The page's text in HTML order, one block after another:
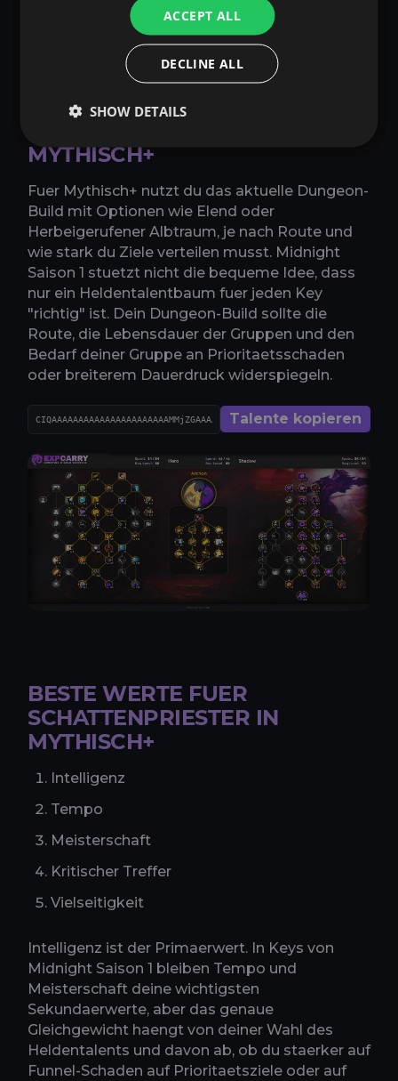
ab, ob du mehr Druck auf Prioritaetsziele, ein
anderes Tempoprofil oder ein bestimmtes
Routen-Setup willst.
BESTE TALENTE FUER
MYTHISCH+
Fuer Mythisch+ nutzt du das aktuelle Dungeon-
Build mit Optionen wie Elend oder
Herbeigerufener Albtraum, je nach Route und
wie stark du Ziele verteilen musst. Midnight
Saison 1 stuetzt nicht die bequeme Idee, dass
nur ein Heldentalentbaum fuer jeden Key
"richtig" ist. Dein Dungeon-Build sollte die
Route, die Lebensdauer der Gruppen und den
Bedarf deiner Gruppe an Prioritaetsschaden
oder breiterem Dauerdruck widerspiegeln.
Talente kopieren
BESTE WERTE FUER
SCHATTENPRIESTER IN
MYTHISCH+
Intelligenz
Tempo
Meisterschaft
Kritischer Treffer
Vielseitigkeit
Intelligenz ist der Primaerwert. In Keys von
Midnight Saison 1 bleiben Tempo und
Meisterschaft deine wichtigsten
Sekundaerwerte, aber das genaue
Gleichgewicht haengt von deiner Wahl des
Heldentalents und davon ab, ob du staerker auf
Funnel-Schaden auf Prioritaetsziele oder auf
ACCEPT ALL
DECLINE ALL
SHOW DETAILS